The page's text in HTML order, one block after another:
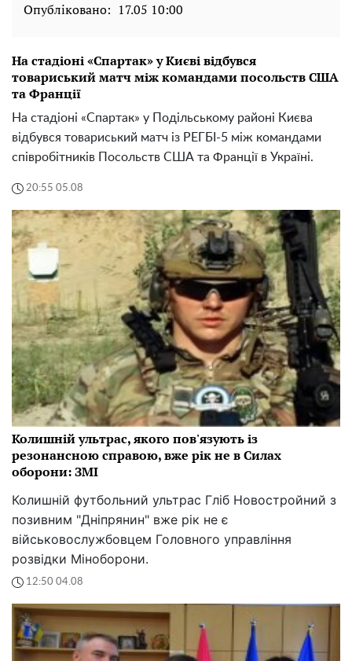
Опубліковано: 17.05 10:00
На стадіоні «Спартак» у Києві відбувся
товариський матч між командами посольств США
та Франції
На стадіоні «Спартак» у Подільському районі Києва
відбувся товариський матч із РЕГБІ-5 між командами
співробітників Посольств США та Франції в Україні.
20:55 05.08
Колишній ультрас, якого пов'язують із
резонансною справою, вже рік не в Силах
оборони: ЗМІ
Колишній футбольний ультрас Гліб Новостройний з
позивним "Дніпрянин" вже рік не є
військовослужбовцем Головного управління
розвідки Міноборони.
12:50 04.08